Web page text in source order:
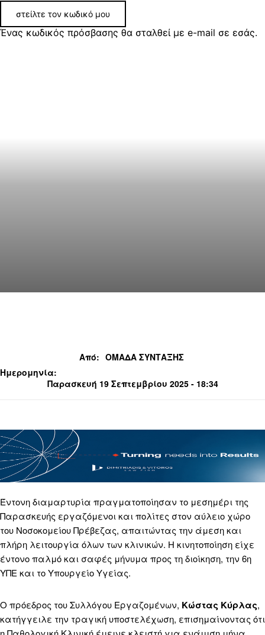
Ένας κωδικός πρόσβασης θα σταλθεί με e-mail σε εσάς.
Από: ΟΜΑΔΑ ΣΥΝΤΑΞΗΣ
Ημερομηνία:
Παρασκευή 19 Σεπτεμβρίου 2025 - 18:34
Έντονη διαμαρτυρία πραγματοποίησαν το μεσημέρι της
Παρασκευής εργαζόμενοι και πολίτες στον αύλειο χώρο
του Νοσοκομείου Πρέβεζας, απαιτώντας την άμεση και
πλήρη λειτουργία όλων των κλινικών. Η κινητοποίηση είχε
έντονο παλμό και σαφές μήνυμα προς τη διοίκηση, την 6η
ΥΠΕ και το Υπουργείο Υγείας.
Ο πρόεδρος του Συλλόγου Εργαζομένων, Κώστας Κύρλας,
κατήγγειλε την τραγική υποστελέχωση, επισημαίνοντας ότι